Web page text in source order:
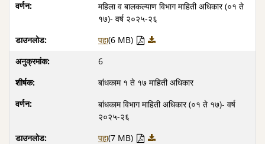
महिला व बालकल्याण विभाग माहिती अधिकार (०१ ते
१७)- वर्ष २०२५-२६
पहा(6 MB)
6
बांधकाम १ ते १७ माहिती अधिकार
बांधकाम विभाग माहिती अधिकार (०१ ते १७)- वर्ष
२०२५-२६
पहा(7 MB)